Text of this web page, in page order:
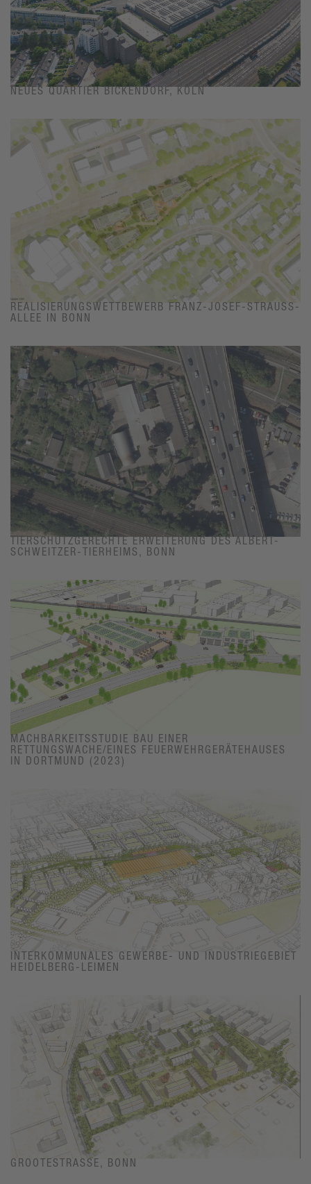
NEUES QUARTIER BICKENDORF, KÖLN
REALISIERUNGSWETTBEWERB FRANZ-JOSEF-STRAUSS-A
LLEE IN BONN
TIERSCHUTZGERECHTE ERWEITERUNG DES ALBERT-
SCHWEITZER-TIERHEIMS, BONN
MACHBARKEITSSTUDIE BAU EINER
RETTUNGSWACHE/EINES FEUERWEHRGERÄTEHAUSES
IN DORTMUND (2023)
INTERKOMMUNALES GEWERBE- UND INDUSTRIEGEBIET
HEIDELBERG-LEIMEN
GROOTESTRASSE, BONN